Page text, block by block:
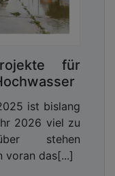
für
ist bislang
2026 viel zu
stehen
voran das[...]